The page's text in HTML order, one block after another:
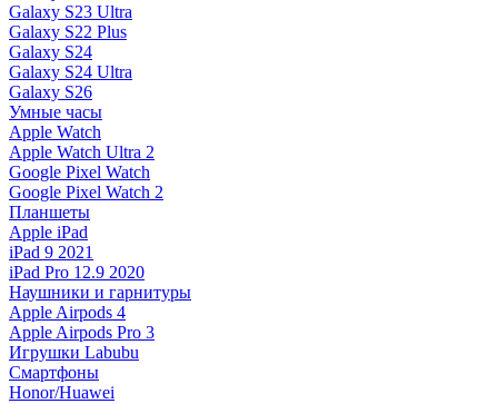
Galaxy S23 Ultra
Galaxy S22 Plus
Galaxy S24
Galaxy S24 Ultra
Galaxy S26
Умные часы
Apple Watch
Apple Watch Ultra 2
Google Pixel Watch
Google Pixel Watch 2
Планшеты
Apple iPad
iPad 9 2021
iPad Pro 12.9 2020
Наушники и гарнитуры
Apple Airpods 4
Apple Airpods Pro 3
Игрушки Labubu
Смартфоны
Honor/Huawei